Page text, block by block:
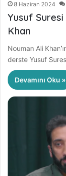
8 Haziran 2024
Yusuf
Khan
Nouman Ali
derste Yusuf
Devamını Oku »